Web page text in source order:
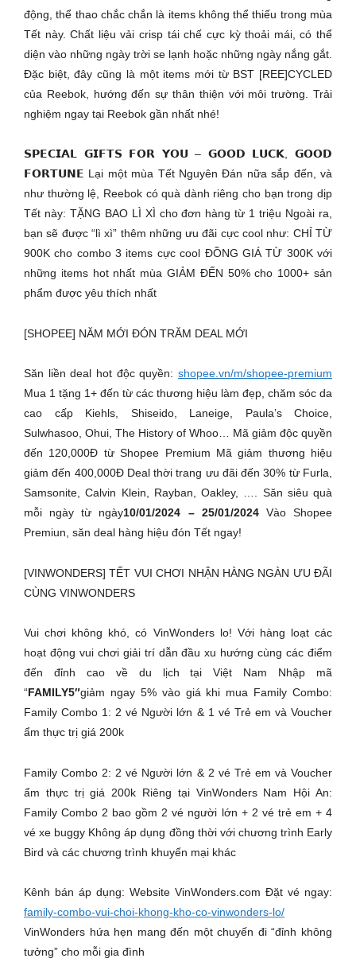
động, thể thao chắc chắn là items không thể thiếu trong mùa
Tết này. Chất liệu vải crisp tái chế cực kỳ thoải mái, có thể
diện vào những ngày trời se lạnh hoặc những ngày nắng gắt.
Đặc biệt, đây cũng là một items mới từ BST [REE]CYCLED
của Reebok, hướng đến sự thân thiện với môi trường. Trải
nghiệm ngay tại Reebok gần nhất nhé!
𝗦𝗣𝗘𝗖𝗜𝗔𝗟 𝗚𝗜𝗙𝗧𝗦 𝗙𝗢𝗥 𝗬𝗢𝗨 – 𝗚𝗢𝗢𝗗 𝗟𝗨𝗖𝗞, 𝗚𝗢𝗢𝗗
𝗙𝗢𝗥𝗧𝗨𝗡𝗘 Lại một mùa Tết Nguyên Đán nữa sắp đến, và
như thường lệ, Reebok có quà dành riêng cho bạn trong dịp
Tết này: TẶNG BAO LÌ XÌ cho đơn hàng từ 1 triệu Ngoài ra,
bạn sẽ được “lì xì” thêm những ưu đãi cực cool như: CHỈ TỪ
900K cho combo 3 items cực cool ĐỒNG GIÁ TỪ 300K với
những items hot nhất mùa GIẢM ĐẾN 50% cho 1000+ sản
phẩm được yêu thích nhất
[SHOPEE] NĂM MỚI ĐÓN TRĂM DEAL MỚI
Săn liền deal hot độc quyền: shopee.vn/m/shopee-premium
Mua 1 tặng 1+ đến từ các thương hiệu làm đẹp, chăm sóc da
cao cấp Kiehls, Shiseido, Laneige, Paula’s Choice,
Sulwhasoo, Ohui, The History of Whoo… Mã giảm độc quyền
đến 120,000Đ từ Shopee Premium Mã giảm thương hiệu
giảm đến 400,000Đ Deal thời trang ưu đãi đến 30% từ Furla,
Samsonite, Calvin Klein, Rayban, Oakley, …. Săn siêu quà
mỗi ngày từ ngày10/01/2024 – 25/01/2024Vào Shopee
Premiun, săn deal hàng hiệu đón Tết ngay!
[VINWONDERS] TẾT VUI CHƠI NHẬN HÀNG NGÀN ƯU ĐÃI
CÙNG VINWONDERS
Vui chơi không khó, có VinWonders lo! Với hàng loạt các
hoạt động vui chơi giải trí dẫn đầu xu hướng cùng các điểm
đến đỉnh cao về du lịch tại Việt Nam Nhập mã
“FAMILY5″giảm ngay 5% vào giá khi mua Family Combo:
Family Combo 1: 2 vé Người lớn & 1 vé Trẻ em và Voucher
ẩm thực trị giá 200k
Family Combo 2: 2 vé Người lớn & 2 vé Trẻ em và Voucher
ẩm thực trị giá 200k Riêng tại VinWonders Nam Hội An:
Family Combo 2 bao gồm 2 vé người lớn + 2 vé trẻ em + 4
vé xe buggy Không áp dụng đồng thời với chương trình Early
Bird và các chương trình khuyến mại khác
Kênh bán áp dụng: Website VinWonders.com Đặt vé ngay:
family-combo-vui-choi-khong-kho-co-vinwonders-lo/
VinWonders hứa hẹn mang đến một chuyến đi “đỉnh không
tưởng” cho mỗi gia đình